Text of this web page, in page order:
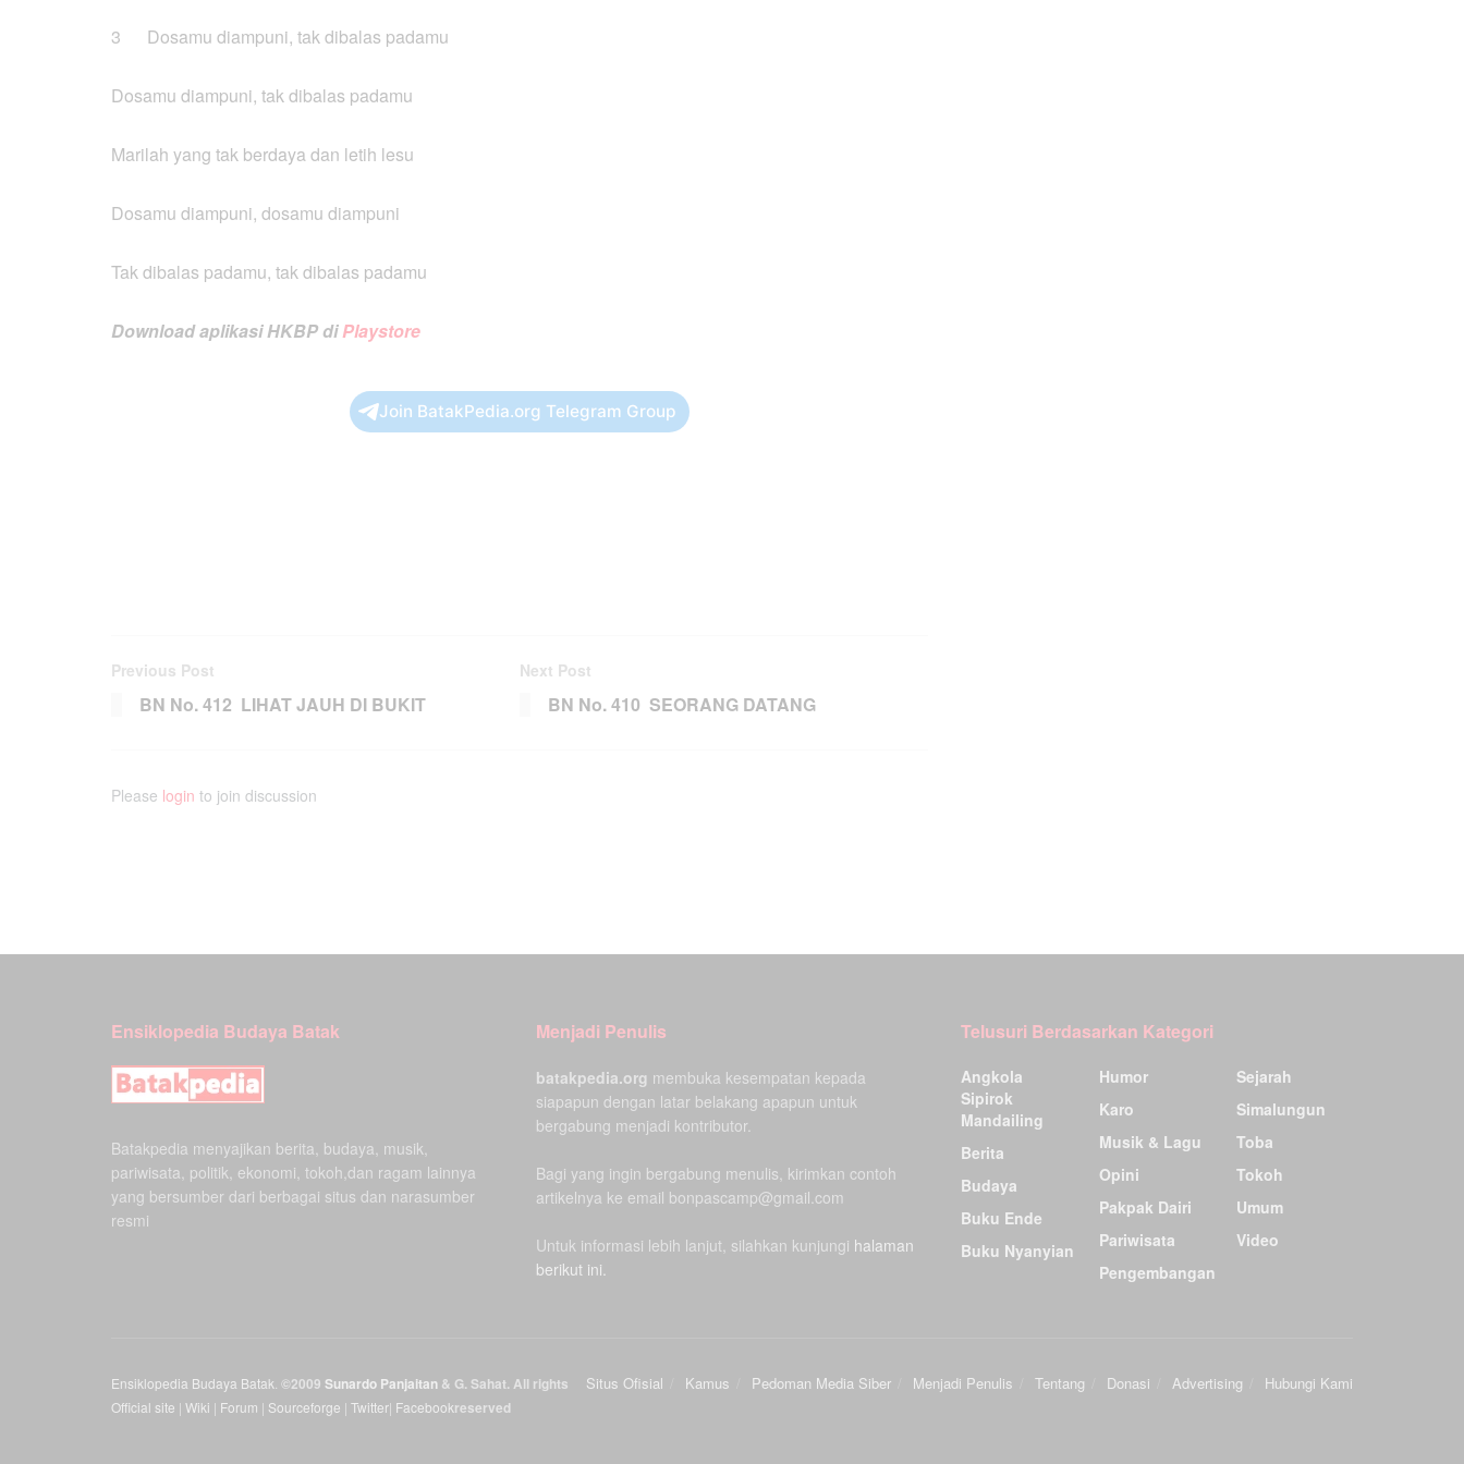
3 Dosamu diampuni, tak dibalas padamu
Dosamu diampuni, tak dibalas padamu
Marilah yang tak berdaya dan letih lesu
Dosamu diampuni, dosamu diampuni
Tak dibalas padamu, tak dibalas padamu
Download aplikasi HKBP diPlaystore
Join BatakPedia.org Telegram Group
Previous Post
BN No. 412 LIHAT JAUH DI BUKIT
Next Post
BN No. 410 SEORANG DATANG
Please login to join discussion
Ensiklopedia Budaya Batak
Batakpedia menyajikan berita, budaya, musik,
pariwisata, politik, ekonomi, tokoh,dan ragam lainnya
yang bersumber dari berbagai situs dan narasumber
resmi
Menjadi Penulis
batakpedia.org membuka kesempatan kepada
siapapun dengan latar belakang apapun untuk
bergabung menjadi kontributor.
Bagi yang ingin bergabung menulis, kirimkan contoh
artikelnya ke email bonpascamp@gmail.com
Untuk informasi lebih lanjut, silahkan kunjungi halaman
berikut ini.
Telusuri Berdasarkan Kategori
Angkola
Sipirok
Mandailing
Berita
Budaya
Buku Ende
Buku Nyanyian
Humor
Karo
Musik & Lagu
Opini
Pakpak Dairi
Pariwisata
Pengembangan
Sejarah
Simalungun
Toba
Tokoh
Umum
Video
Situs Ofisial Kamus Pedoman Media Siber Menjadi Penulis Tentang Donasi Advertising Hubungi Kami
Ensiklopedia Budaya Batak ©2009 Sunardo Panjaitan & G. Sahat. All rights
reserved
Official site | Wiki | Forum | Sourceforge | Twitter| Facebook